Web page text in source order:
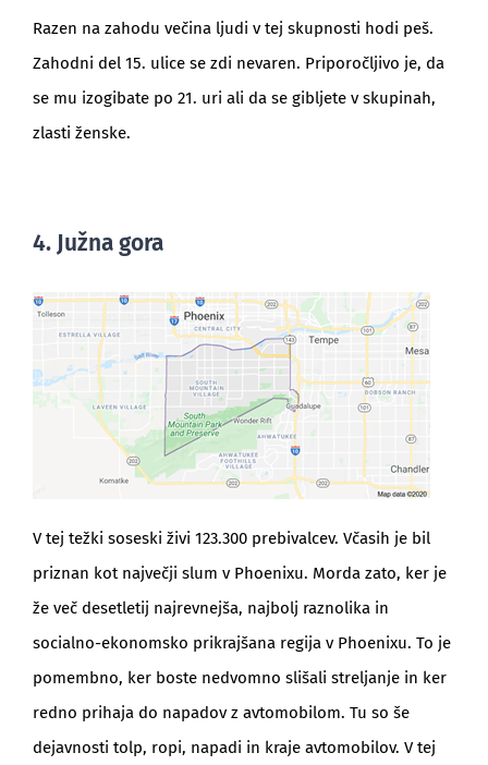
Razen na zahodu večina ljudi v tej skupnosti hodi peš.
Zahodni del 15. ulice se zdi nevaren. Priporočljivo je, da
se mu izogibate po 21. uri ali da se gibljete v skupinah,
zlasti ženske.
4. Južna gora
V tej težki soseski živi 123.300 prebivalcev. Včasih je bil
priznan kot največji slum v Phoenixu. Morda zato, ker je
že več desetletij najrevnejša, najbolj raznolika in
socialno-ekonomsko prikrajšana regija v Phoenixu. To je
pomembno, ker boste nedvomno slišali streljanje in ker
redno prihaja do napadov z avtomobilom. Tu so še
dejavnosti tolp, ropi, napadi in kraje avtomobilov. V tej